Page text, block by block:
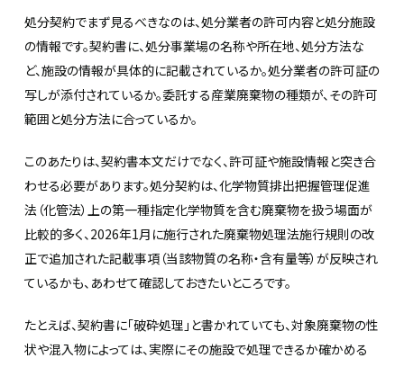
処分契約でまず見るべきなのは、処分業者の許可内容と処分施設
の情報です。契約書に、処分事業場の名称や所在地、処分方法な
ど、施設の情報が具体的に記載されているか。処分業者の許可証の
写しが添付されているか。委託する産業廃棄物の種類が、その許可
範囲と処分方法に合っているか。
このあたりは、契約書本文だけでなく、許可証や施設情報と突き合
わせる必要があります。処分契約は、化学物質排出把握管理促進
法（化管法）上の第一種指定化学物質を含む廃棄物を扱う場面が
比較的多く、2026年1月に施行された廃棄物処理法施行規則の改
正で追加された記載事項（当該物質の名称・含有量等）が反映され
ているかも、あわせて確認しておきたいところです。
たとえば、契約書に「破砕処理」と書かれていても、対象廃棄物の性
状や混入物によっては、実際にその施設で処理できるか確かめる